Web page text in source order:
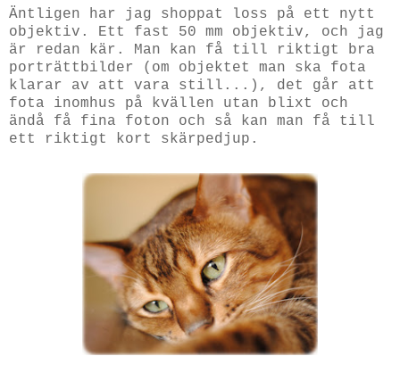
Äntligen har jag shoppat loss på ett nytt
objektiv. Ett fast 50 mm objektiv, och jag
är redan kär. Man kan få till riktigt bra
porträttbilder (om objektet man ska fota
klarar av att vara still...), det går att
fota inomhus på kvällen utan blixt och
ändå få fina foton och så kan man få till
ett riktigt kort skärpedjup.